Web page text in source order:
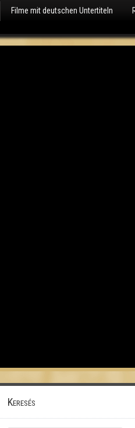
Filme mit deutschen Untertiteln
Keresés